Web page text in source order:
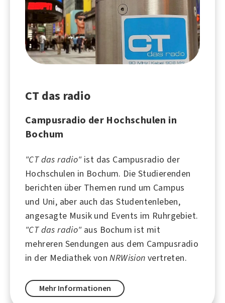
CT das radio
Campusradio der Hochschulen in
Bochum
"CT das radio"ist das Campusradio der
Hochschulen in Bochum. Die Studierenden
berichten über Themen rund um Campus
und Uni, aber auch das Studentenleben,
angesagte Musik und Events im Ruhrgebiet.
"CT das radio"aus Bochum ist mit
mehreren Sendungen aus dem Campusradio
in der Mediathek vonNRWision vertreten.
Mehr Informationen